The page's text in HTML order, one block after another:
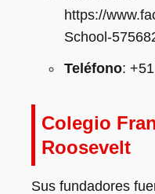
https://
School-
Teléfono:
Colegio
Roosevelt
Sus fundadores